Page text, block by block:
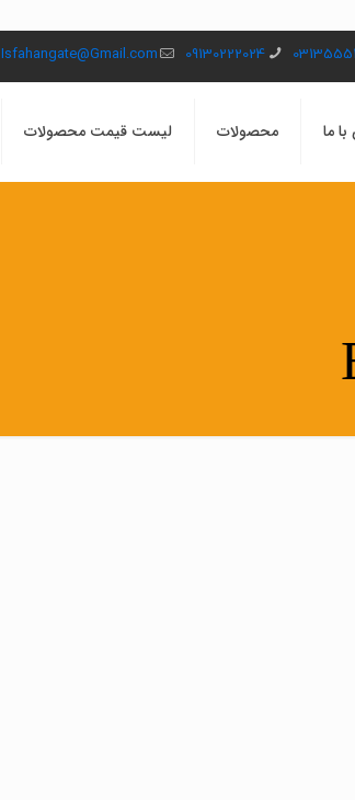
09130222024
Isfahangate@Gmail.com
ما محصولات لیست قیمت محصولات